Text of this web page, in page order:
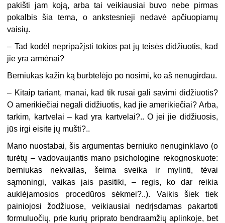
pakišti jam koją, arba tai veikiausiai buvo nebe pirmas
pokalbis šia tema, o ankstesnieji nedavė apčiuopiamų
vaisių.
– Tad kodėl nepripažįsti tokios pat jų teisės didžiuotis, kad
jie yra armėnai?
Berniukas kažin ką burbtelėjo po nosimi, ko aš nenugirdau.
– Kitaip tariant, manai, kad tik rusai gali savimi didžiuotis?
O amerikiečiai negali didžiuotis, kad jie amerikiečiai? Arba,
tarkim, kartvelai – kad yra kartvelai?.. O jei jie didžiuosis,
jūs irgi eisite jų mušti?..
Mano nuostabai, šis argumentas berniuko nenuginklavo (o
turėtų – vadovaujantis mano psichologine rekognoskuote:
berniukas nekvailas, šeima sveika ir mylinti, tėvai
sąmoningi, vaikas jais pasitiki, – regis, ko dar reikia
auklėjamosios procedūros sėkmei?..). Vaikis šiek tiek
painiojosi žodžiuose, veikiausiai nedrįsdamas pakartoti
formuluočių, prie kurių priprato bendraamžių aplinkoje, bet